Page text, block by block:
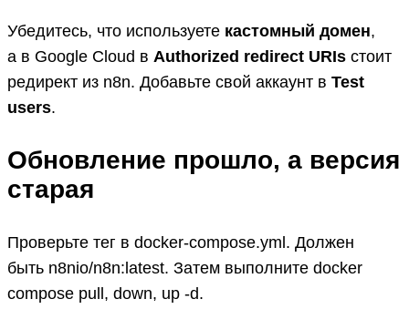
Убедитесь, что используете кастомный домен,
а в Google Cloud в Authorized redirect URIs стоит
редирект из n8n. Добавьте свой аккаунт в Test
users.
Обновление прошло, а версия
старая
Проверьте тег в docker-compose.yml. Должен
быть n8nio/n8n:latest. Затем выполните docker
compose pull, down, up ‑d.